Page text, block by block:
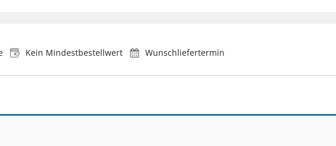
Kein Mindestbestellwert Wunschliefertermin